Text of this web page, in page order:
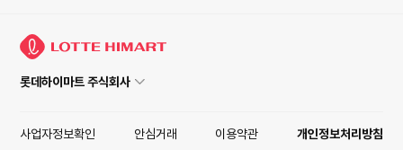
롯데하이마트 주식회사
사업자정보확인 안심거래 이용약관 개인정보처리방침